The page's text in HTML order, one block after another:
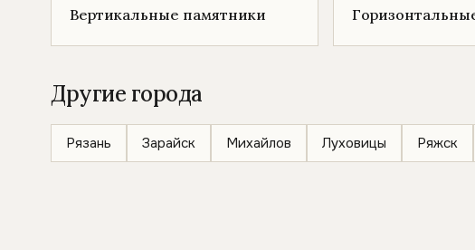
Вертикальные памятники
Другие города
Рязань Зарайск Михайлов Луховицы Ряжск